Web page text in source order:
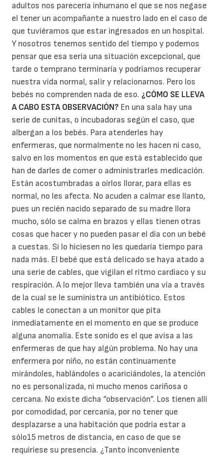
adultos nos parecería inhumano el que se nos negase
el tener un acompañante a nuestro lado en el caso de
que tuviéramos que estar ingresados en un hospital.
Y nosotros tenemos sentido del tiempo y podemos
pensar que esa sería una situación excepcional, que
tarde o temprano terminaría y podríamos recuperar
nuestra vida normal, salir y relacionarnos. Pero los
bebés no comprenden nada de eso. ¿CÓMO SE LLEVA
A CABO ESTA OBSERVACIÓN? En una sala hay una
serie de cunitas, o incubadoras según el caso, que
albergan a los bebés. Para atenderles hay
enfermeras, que normalmente no les hacen ni caso,
salvo en los momentos en que está establecido que
han de darles de comer o administrarles medicación.
Están acostumbradas a oírlos llorar, para ellas es
normal, no les afecta. No acuden a calmar ese llanto,
pues un recién nacido separado de su madre llora
mucho, sólo se calma en brazos y ellas tienen otras
cosas que hacer y no pueden pasar el día con un bebé
a cuestas. Si lo hiciesen no les quedaría tiempo para
nada más. El bebé que está delicado se haya atado a
una serie de cables, que vigilan el ritmo cardiaco y su
respiración. A lo mejor lleva también una vía a través
de la cual se le suministra un antibiótico. Estos
cables le conectan a un monitor que pita
inmediatamente en el momento en que se produce
alguna anomalía. Este sonido es el que avisa a las
enfermeras de que hay algún problema. No hay una
enfermera por niño, no están continuamente
mirándoles, hablándoles o acariciándoles, la atención
no es personalizada, ni mucho menos cariñosa o
cercana. No existe dicha “observación”. Los tienen allí
por comodidad, por cercanía, por no tener que
desplazarse a una habitación que podría estar a
sólo15 metros de distancia, en caso de que se
requiriese su presencia. ¿Tanto inconveniente